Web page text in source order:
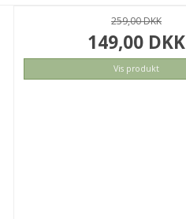
259,00 DKK
149,00 DKK
Vis produkt